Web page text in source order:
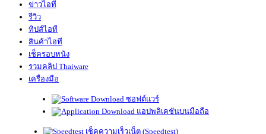
ข่าวไอที
รีวิว
ทิปส์ไอที
สินค้าไอที
เช็ครอบหนัง
รวมคลิป Thaiware
เครื่องมือ
ซอฟต์แวร์
แอปพลิเคชันบนมือถือ
เช็คความเร็วเน็ต (Speedtest)